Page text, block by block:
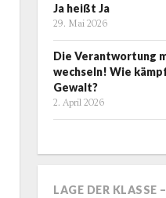
Ja heißt Ja
29. Mai 2026
Die Verantwortung
wechseln! Wie
Gewalt?
2. April 2026
LAGE DER KLASSE